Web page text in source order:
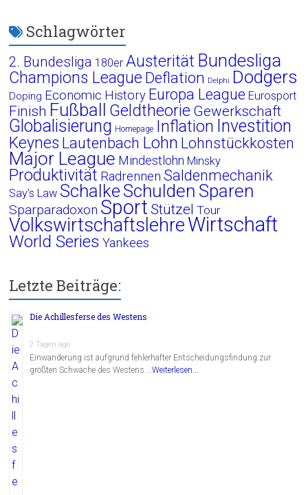
Schlagwörter
2. Bundesliga 180er Austerität Bundesliga
Champions League Deflation Delphi Dodgers
Doping Economic History Europa League Eurosport
Finish Fußball Geldtheorie Gewerkschaft
Globalisierung Homepage Inflation Investition
Keynes Lautenbach Lohn Lohnstückkosten
Major League Mindestlohn Minsky
Produktivität Radrennen Saldenmechanik
Say's Law Schalke Schulden Sparen
Sparparadoxon Sport Stützel Tour
VolkswirtschaftslehreWirtschaft
World Series Yankees
Letzte Beiträge:
Die Achillesferse des Westens
2 Tagen ago
Einwanderung ist aufgrund fehlerhafter Entscheidungsfindung zur
größten Schwäche des Westens …Weiterlesen...